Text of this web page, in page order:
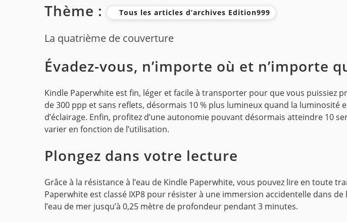
Thème : Tous les articles d’archives Edition999
La quatrième de couverture
Évadez-vous, n’importe où et n’importe
Kindle Paperwhite est fin, léger et facile à transporter pour que vous
de 300 ppp et sans reflets, désormais 10 % plus lumineux quand la
d’éclairage. Enfin, profitez d’une autonomie pouvant désormais atteindre 10
varier en fonction de l’utilisation.
Plongez dans votre lecture
Grâce à la résistance à l’eau de Kindle Paperwhite, vous pouvez lire en toute
Paperwhite est classé IXP8 pour résister à une immersion accidentelle dans
l’eau de mer jusqu’à 0,25 mètre de profondeur pendant 3 minutes.